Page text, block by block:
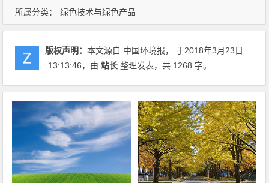
所属分类： 绿色技术与绿色产品
版权声明：本文源自 中国环境报， 于2018年3月23日
13:13:46，由站长 整理发表，共 1268 字。